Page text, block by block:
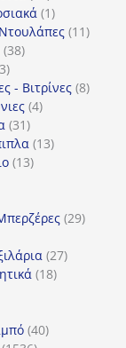
προϊόντα
11
προϊόν
1111
3838
43
προϊόντα
- Βιτρίνες 88
44
3131
προϊόντα
1313
1313
2929
2727
1818
4040